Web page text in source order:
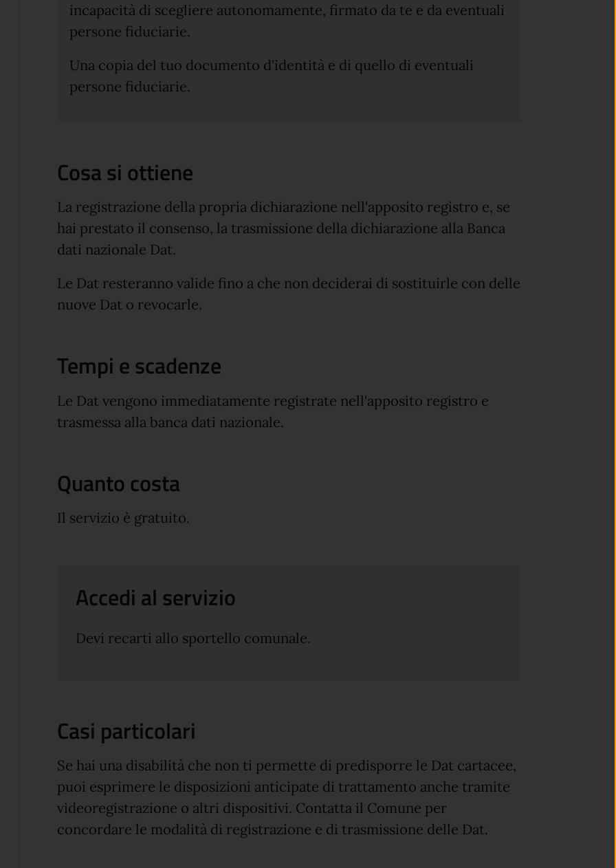
incapacità di scegliere autonomamente, firmato da te e da eventuali
persone fiduciarie.
Una copia del tuo documento d'identità e di quello di eventuali
persone fiduciarie.
Cosa si ottiene
La registrazione della propria dichiarazione nell'apposito registro e, se
hai prestato il consenso, la trasmissione della dichiarazione alla Banca
dati nazionale Dat.
Le Dat resteranno valide fino a che non deciderai di sostituirle con delle
nuove Dat o revocarle.
Tempi e scadenze
Le Dat vengono immediatamente registrate nell'apposito registro e
trasmessa alla banca dati nazionale.
Quanto costa
Il servizio è gratuito.
Accedi al servizio
Devi recarti allo sportello comunale.
Casi particolari
Se hai una disabilità che non ti permette di predisporre le Dat cartacee,
puoi esprimere le disposizioni anticipate di trattamento anche tramite
videoregistrazione o altri dispositivi. Contatta il Comune per
concordare le modalità di registrazione e di trasmissione delle Dat.